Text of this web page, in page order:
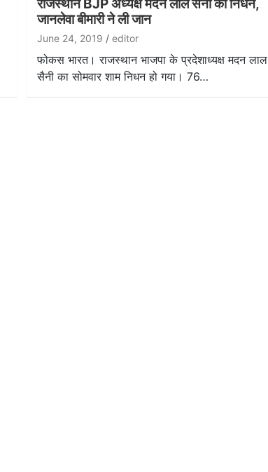
राजस्थान BJP अध्यक्ष मदन लाल सैनी का निधन,
जानलेवा बीमारी ने ली जान
June 24, 2019 editor
फोकस भारत। राजस्थान भाजपा के प्रदेशाध्यक्ष मदन लाल
सैनी का सोमवार शाम निधन हो गया। 76…